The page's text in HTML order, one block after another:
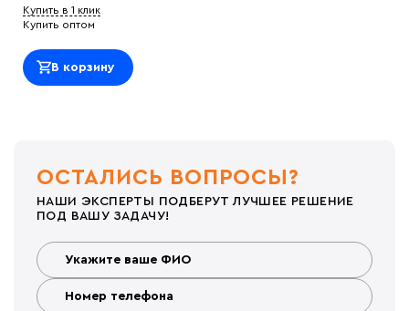
Купить в 1 клик
Купить оптом
В корзину
ОСТАЛИСЬ ВОПРОСЫ?
НАШИ ЭКСПЕРТЫ ПОДБЕРУТ ЛУЧШЕЕ РЕШЕНИЕ
ПОД ВАШУ ЗАДАЧУ!